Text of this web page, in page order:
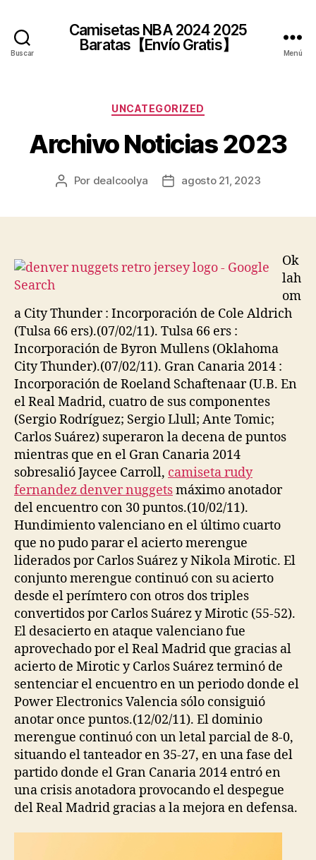
Buscar
Camisetas NBA 2024 2025
Baratas【Envío Gratis】
Menú
Categorías
UNCATEGORIZED
Archivo Noticias 2023
Autor
Por dealcoolya
Fechaagosto 21, 2023
Ok
lah
om
a City Thunder : Incorporación de Cole Aldrich
(Tulsa 66 ers).(07/02/11). Tulsa 66 ers :
Incorporación de Byron Mullens (Oklahoma
City Thunder).(07/02/11). Gran Canaria 2014 :
Incorporación de Roeland Schaftenaar (U.B. En
el Real Madrid, cuatro de sus componentes
(Sergio Rodríguez; Sergio Llull; Ante Tomic;
Carlos Suárez) superaron la decena de puntos
mientras que en el Gran Canaria 2014
sobresalió Jaycee Carroll, camiseta rudy
fernandez denver nuggetsmáximo anotador
del encuentro con 30 puntos.(10/02/11).
Hundimiento valenciano en el último cuarto
que no pudo parar el acierto merengue
liderados por Carlos Suárez y Nikola Mirotic. El
conjunto merengue continuó con su acierto
desde el perímtero con otros dos triples
convertidos por Carlos Suárez y Mirotic (55-52).
El desacierto en ataque valenciano fue
aprovechado por el Real Madrid que gracias al
acierto de Mirotic y Carlos Suárez terminó de
sentenciar el encuentro en un periodo donde el
Power Electronics Valencia sólo consiguió
anotar once puntos.(12/02/11). El dominio
merengue continuó con un letal parcial de 8-0,
situando el tanteador en 35-27, en una fase del
partido donde el Gran Canaria 2014 entró en
una crisis anotadora provocando el despegue
del Real Madrid gracias a la mejora en defensa.